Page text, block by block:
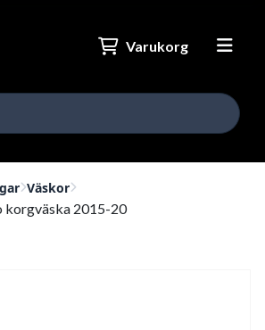
Varukorg
Väskor
korgväska 2015-20